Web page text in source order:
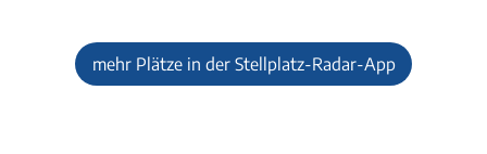
mehr Plätze in der Stellplatz-Radar-App